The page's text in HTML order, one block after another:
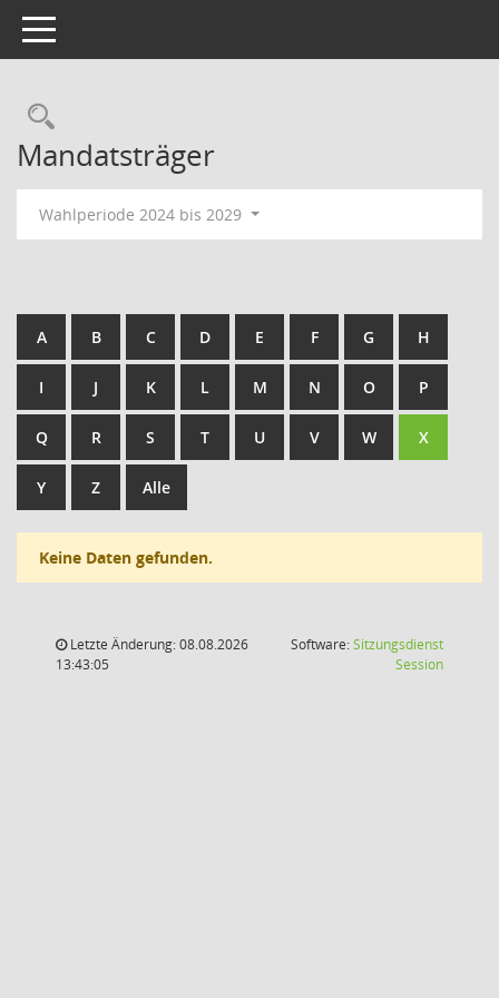
Toggle navigation
Rechercheauswahl
Mandatsträger
Wahlperiode 2024 bis 2029
A B C D E F G H
I J K L M N O P
Q R S T U V W X
Y Z Alle
Keine Daten gefunden.
Letzte Änderung: 08.08.2026
13:43:05
Software:Sitzungsdienst
Session(Wird in